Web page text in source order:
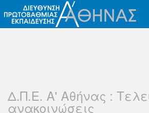
Δ.Π.Ε. Α' Αθήνας :
ανακοινώσεις